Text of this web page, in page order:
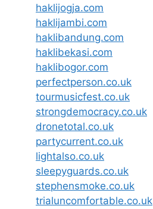
haklijogja.com
haklijambi.com
haklibandung.com
haklibekasi.com
haklibogor.com
perfectperson.co.uk
tourmusicfest.co.uk
strongdemocracy.co.uk
dronetotal.co.uk
partycurrent.co.uk
lightalso.co.uk
sleepyguards.co.uk
stephensmoke.co.uk
trialuncomfortable.co.uk